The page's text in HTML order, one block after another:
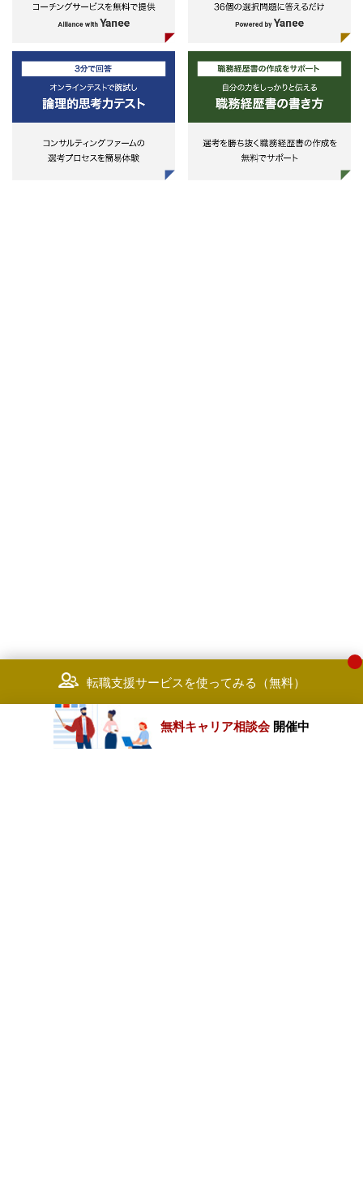
転職支援サービスを使ってみる（無料）
無料キャリア相談会 開催中